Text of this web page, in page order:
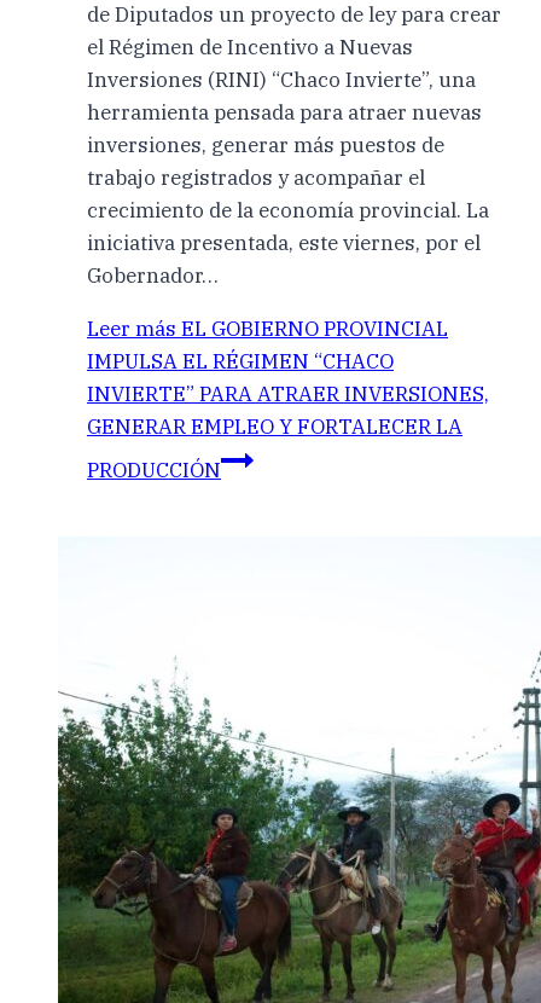
de Diputados un proyecto de ley para crear
el Régimen de Incentivo a Nuevas
Inversiones (RINI) “Chaco Invierte”, una
herramienta pensada para atraer nuevas
inversiones, generar más puestos de
trabajo registrados y acompañar el
crecimiento de la economía provincial. La
iniciativa presentada, este viernes, por el
Gobernador…
Leer más EL GOBIERNO PROVINCIAL
IMPULSA EL RÉGIMEN “CHACO
INVIERTE” PARA ATRAER INVERSIONES,
GENERAR EMPLEO Y FORTALECER LA
PRODUCCIÓN